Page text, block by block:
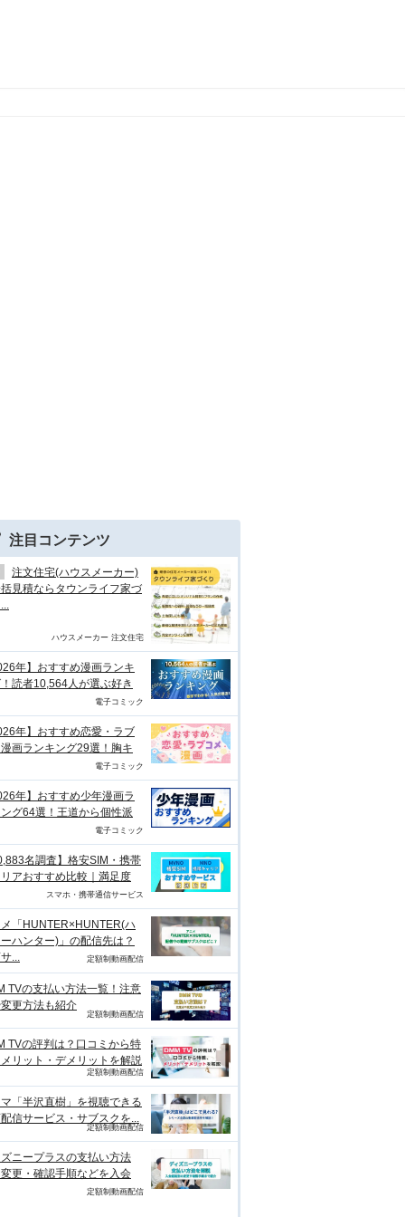
注目コンテンツ
注文住宅(ハウスメーカー)
見積ならタウンライフ家づ
ハウスメーカー 注文住宅
年】おすすめ漫画ランキ
読者10,564人が選ぶ好き
電子コミック
年】おすすめ恋愛・ラブ
画ランキング29選！胸キ
電子コミック
年】おすすめ少年漫画ラ
グ64選！王道から個性派
電子コミック
名調査】格安SIM・携帯
アおすすめ比較｜満足度
スマホ・携帯通信サービス
「HUNTER×HUNTER(ハ
ハンター)」の配信先は？
...
定額制動画配信
TVの支払い方法一覧！注意
更方法も紹介
定額制動画配信
TVの評判は？口コミから特
リット・デメリットを解説
定額制動画配信
「半沢直樹」を視聴できる
信サービス・サブスクを...
定額制動画配信
ニープラスの支払い方法
更・確認手順などを入会
定額制動画配信